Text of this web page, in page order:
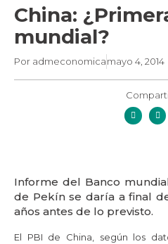
China:
mundial?
Por admeconomicamayo 4, 2014
Informe del Banco
de Pekín se daría a final
años antes de lo previsto.
El PBI de China, según los